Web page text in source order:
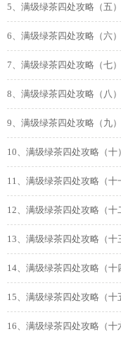
5、满级绿茶四处攻略（五）
6、满级绿茶四处攻略（六）
7、满级绿茶四处攻略（七）
8、满级绿茶四处攻略（八）
9、满级绿茶四处攻略（九）
10、满级绿茶四处攻略（十）
11、满级绿茶四处攻略（十
12、满级绿茶四处攻略（十
13、满级绿茶四处攻略（十
14、满级绿茶四处攻略（十
15、满级绿茶四处攻略（十
16、满级绿茶四处攻略（十